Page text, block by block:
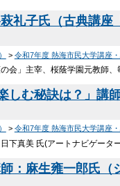
礼子氏（古典講
> 令和7年度 熱海市民大学講座
会」主宰、桜蔭学園元教師
む秘訣は？」講
> 令和7年度 熱海市民大学講座
真美 氏(アートナビゲータ
：麻生雍一郎氏